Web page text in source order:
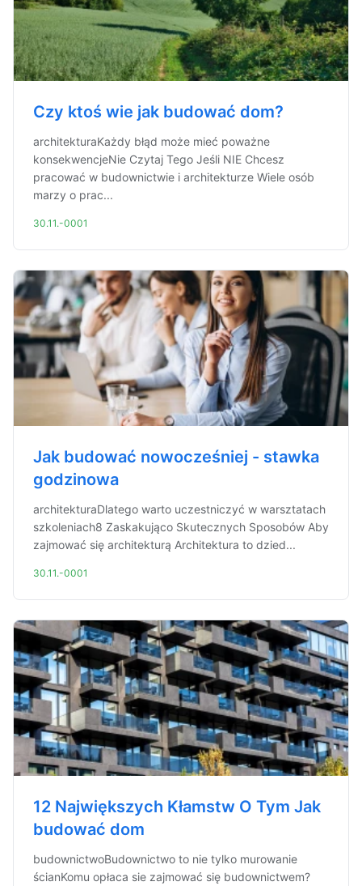
Czy ktoś wie jak budować dom?
architekturaKażdy błąd może mieć poważne
konsekwencjeNie Czytaj Tego Jeśli NIE Chcesz
pracować w budownictwie i architekturze Wiele osób
marzy o prac...
30.11.-0001
Jak budować nowocześniej - stawka
godzinowa
architekturaDlatego warto uczestniczyć w warsztatach
szkoleniach8 Zaskakująco Skutecznych Sposobów Aby
zajmować się architekturą Architektura to dzied...
30.11.-0001
12 Największych Kłamstw O Tym Jak
budować dom
budownictwoBudownictwo to nie tylko murowanie
ścianKomu opłaca sie zajmować się budownictwem?